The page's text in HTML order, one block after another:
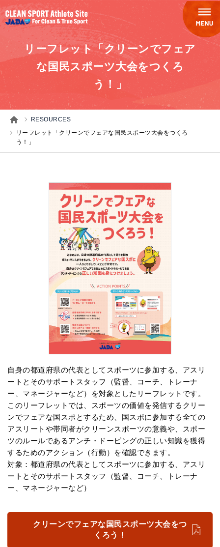
リーフレット「クリーンでフェア
な国民スポーツ大会をつくろ
う！」
RESOURCES
リーフレット「クリーンでフェアな国民スポーツ大会をつくろ
う！」
自身の都道府県の代表としてスポーツに参加する、アスリ
ートとそのサポートスタッフ（監督、コーチ、トレーナ
ー、マネージャーなど）を対象としたリーフレットです。
このリーフレットでは、スポーツの価値を発信するクリー
ンでフェアな国スポとするため、国スポに参加する全ての
アスリートや帯同者がクリーンスポーツの意義や、スポー
ツのルールであるアンチ・ドーピングの正しい知識を獲得
するためのアクション（行動）を確認できます。
対象：都道府県の代表としてスポーツに参加する、アスリ
ートとそのサポートスタッフ（監督、コーチ、トレーナ
ー、マネージャーなど）
クリーンでフェアな国民スポーツ大会をつ
くろう！